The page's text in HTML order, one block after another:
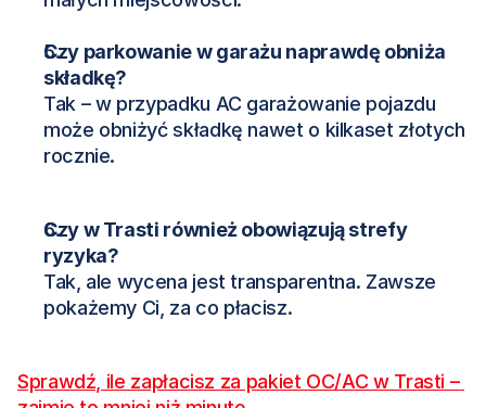
Czy parkowanie w garażu naprawdę obniża
składkę?
Tak – w przypadku AC garażowanie pojazdu
może obniżyć składkę nawet o kilkaset złotych
rocznie.
Czy w Trasti również obowiązują strefy
ryzyka?
Tak, ale wycena jest transparentna. Zawsze
pokażemy Ci, za co płacisz.
Sprawdź, ile zapłacisz za pakiet OC/AC w Trasti –